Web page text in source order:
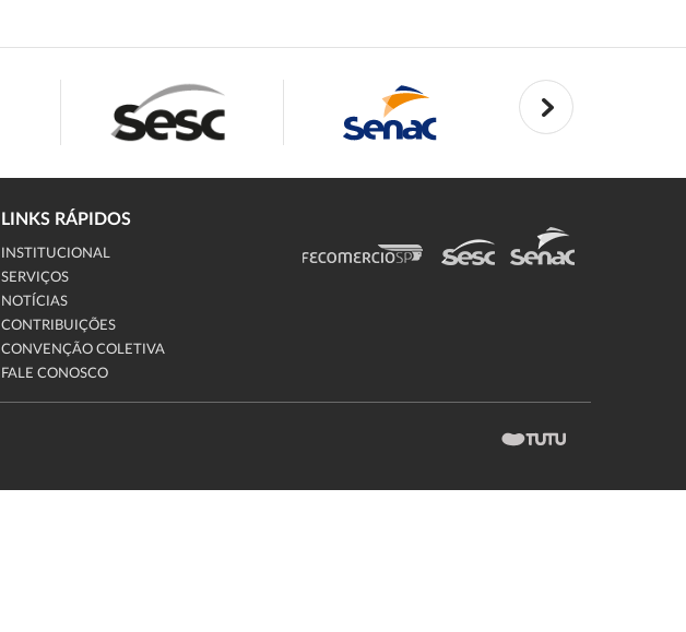
LINKS RÁPIDOS
INSTITUCIONAL
SERVIÇOS
NOTÍCIAS
CONTRIBUIÇÕES
CONVENÇÃO COLETIVA
FALE CONOSCO